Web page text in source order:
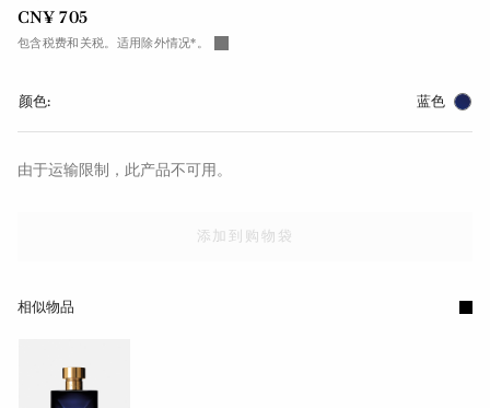
CN¥ 705
包含税费和关税。适用除外情况*。
颜色: 蓝色
由于运输限制，此产品不可用。
添加到购物袋
相似物品